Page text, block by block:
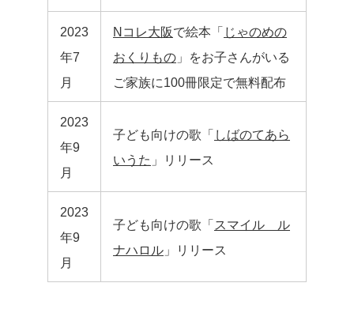
2023
年7
月
Nコレ大阪で絵本「 じゃのめの
おくりもの 」をお子さんがいる
ご家族に100冊限定で無料配布
2023
年9
月
子ども向けの歌「 しばのてあら
いうた 」リリース
2023
年9
月
子ども向けの歌「 スマイル ル
ナハロル 」リリース